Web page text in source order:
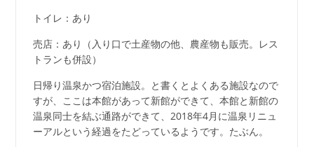
トイレ：あり
売店：あり（入り口で土産物の他、農産物も販売。レス
トランも併設）
日帰り温泉かつ宿泊施設。と書くとよくある施設なので
すが、ここは本館があって新館ができて、本館と新館の
温泉同士を結ぶ通路ができて、2018年4月に温泉リニュ
ーアルという経過をたどっているようです。たぶん。